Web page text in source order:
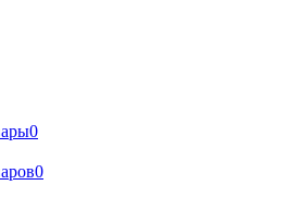
0
0